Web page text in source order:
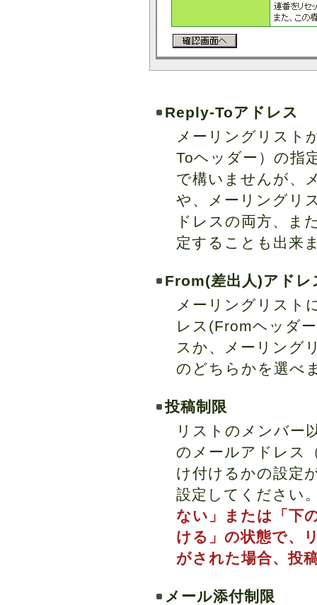
Reply-Toアドレス
メーリングリスト
Toヘッダー）の指
で構いませんが、
や、メーリングリ
ドレスの両方、ま
定することも出来
From(差出人)アドレ
メーリングリスト
レス(Fromヘッダ
スか、メーリング
のどちらかを選べ
投稿制限
リストのメンバー
のメールアドレス
け付けるかの設定
設定してください
ない」または「下
ける」の状態で、
がされた場合、投
メール添付制限